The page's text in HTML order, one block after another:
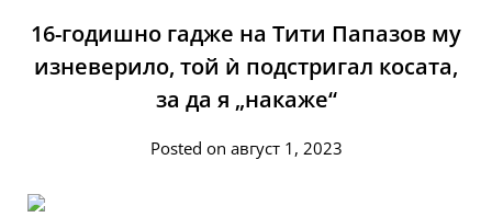
16-годишно гадже на Тити Папазов му
изневерило, той ѝ подстригал косата,
за да я „накаже“
Posted on август 1, 2023